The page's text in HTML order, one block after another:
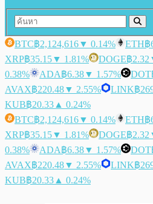
BTC฿2,124,616▼ 0.14% ETH฿
XRP฿35.15▼ 1.81% DOGE฿2.32
0.38%
ADA฿6.38▼ 1.57% DOT
AVAX฿220.48▼ 2.55% LINK฿
KUB฿20.33 ▲ 0.24%
BTC฿2,124,616▼ 0.14% ETH฿
XRP฿35.15▼ 1.81% DOGE฿2.32
0.38%
ADA฿6.38▼ 1.57% DOT
AVAX฿220.48▼ 2.55% LINK฿
KUB฿20.33 ▲ 0.24%